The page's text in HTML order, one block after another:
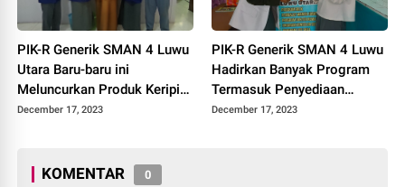
PIK-R Generik SMAN 4 Luwu
Utara Baru-baru ini
Meluncurkan Produk Keripik
Labu
December 17, 2023
PIK-R Generik SMAN 4 Luwu
Hadirkan Banyak Program
Termasuk Penyediaan
Pembalut Gratis Untuk Siswi
December 17, 2023
KOMENTAR 0